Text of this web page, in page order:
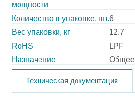
мощности
Количество в упаковке, шт.6
Вес упаковки, кг
12.7
RoHS
LPF
Назначение
Общее
Техническая документация